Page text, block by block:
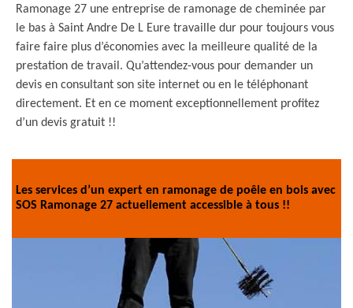
Ramonage 27 une entreprise de ramonage de cheminée par
le bas à Saint Andre De L Eure travaille dur pour toujours vous
faire faire plus d’économies avec la meilleure qualité de la
prestation de travail. Qu’attendez-vous pour demander un
devis en consultant son site internet ou en le téléphonant
directement. Et en ce moment exceptionnellement profitez
d’un devis gratuit !!
Les services d’un expert en ramonage de poêle en bois avec
SOS Ramonage 27 actuellement accessible à tous !!